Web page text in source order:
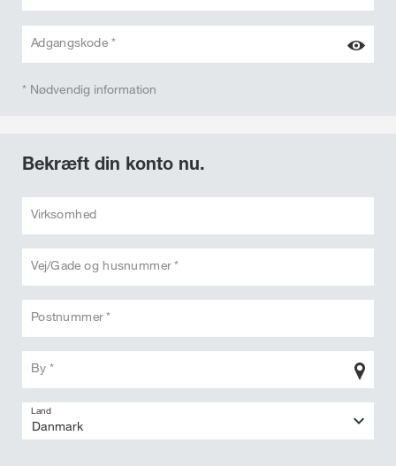
Adgangskode *
* Nødvendig information
Bekræft din konto nu.
Virksomhed
Vej/Gade og husnummer *
Postnummer *
By *
Land